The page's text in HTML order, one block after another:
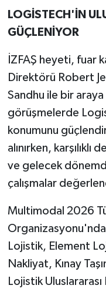
LOGİSTECH'İN
GÜÇLENİYOR
İZFAŞ heyeti, fuar
Direktörü Robert
Sandhu ile bir
görüşmelerde
konumunu
alınırken, karşılıklı
ve gelecek
çalışmalar
Multimodal 2026
Lojistik, Element
Nakliyat, Kınay
Lojistik